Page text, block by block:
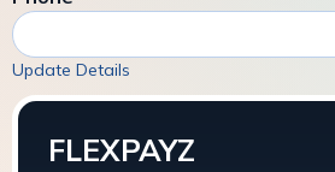
Update Details
FLEXPAYZ